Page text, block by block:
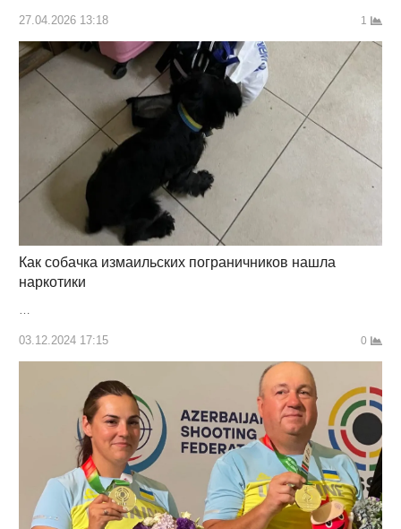
27.04.2026 13:18 1
Как собачка измаильских пограничников нашла
наркотики
…
03.12.2024 17:15 0